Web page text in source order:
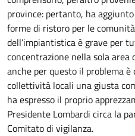
province: pertanto, ha
forme di ristoro per le
dell’impiantistica è grave per
concentrazione nella sola area
anche per questo il problema
collettività locali una giusta
ha espresso il proprio
Presidente Lombardi circa la
Comitato di vigilanza.